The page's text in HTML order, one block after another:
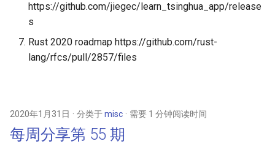
https://github.com/jiegec/learn_tsinghua_app/release
s
Rust 2020 roadmap https://github.com/rust-
lang/rfcs/pull/2857/files
2020年1月31日 分类于misc 需要 1 分钟阅读时间
每周分享第 55 期